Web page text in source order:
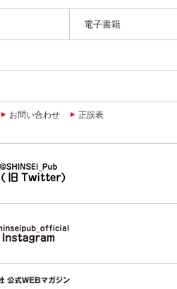
電子書籍
お問い合わせ
正誤表